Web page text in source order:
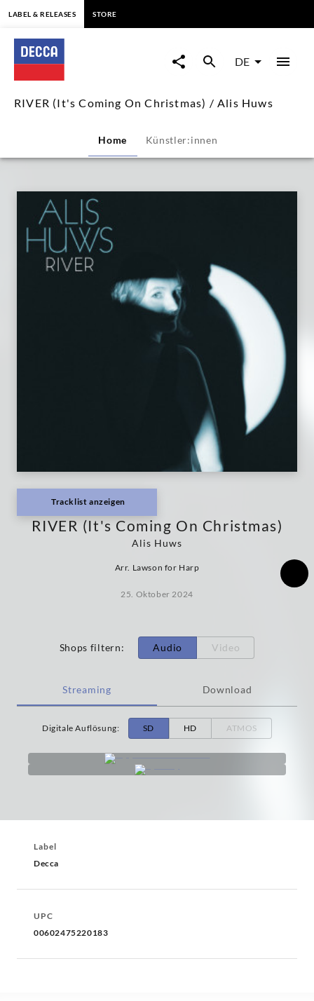
RIVER
(It's
Coming
Christmas)
Alis
Huws
LABEL & RELEASES STORE
DE
RIVER (It's Coming On Christmas) / Alis Huws
Home Künstler:innen
Tracklist anzeigen
RIVER (It's Coming On Christmas)
Alis Huws
Arr. Lawson for Harp
25. Oktober 2024
Shops filtern: Audio Video
Streaming Download
Digitale Auflösung: SD HD ATMOS
Label
Decca
UPC
00602475220183